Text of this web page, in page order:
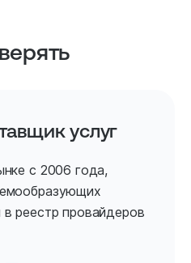
услуг
с 2006 года,
реестр провайдеров